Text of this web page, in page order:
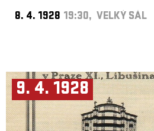
8. 4. 1928 19:30, VELKÝ SÁL
9. 4. 1928